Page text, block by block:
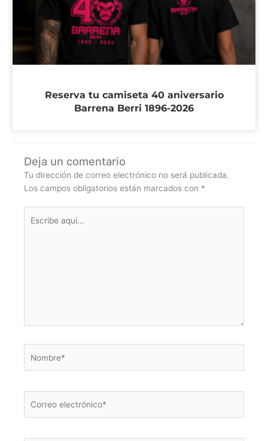
Reserva tu camiseta 40 aniversario
Barrena Berri 1896-2026
Deja un comentario
Tu dirección de correo electrónico no será publicada.
Los campos obligatorios están marcados con *
aquí...
electrónico*